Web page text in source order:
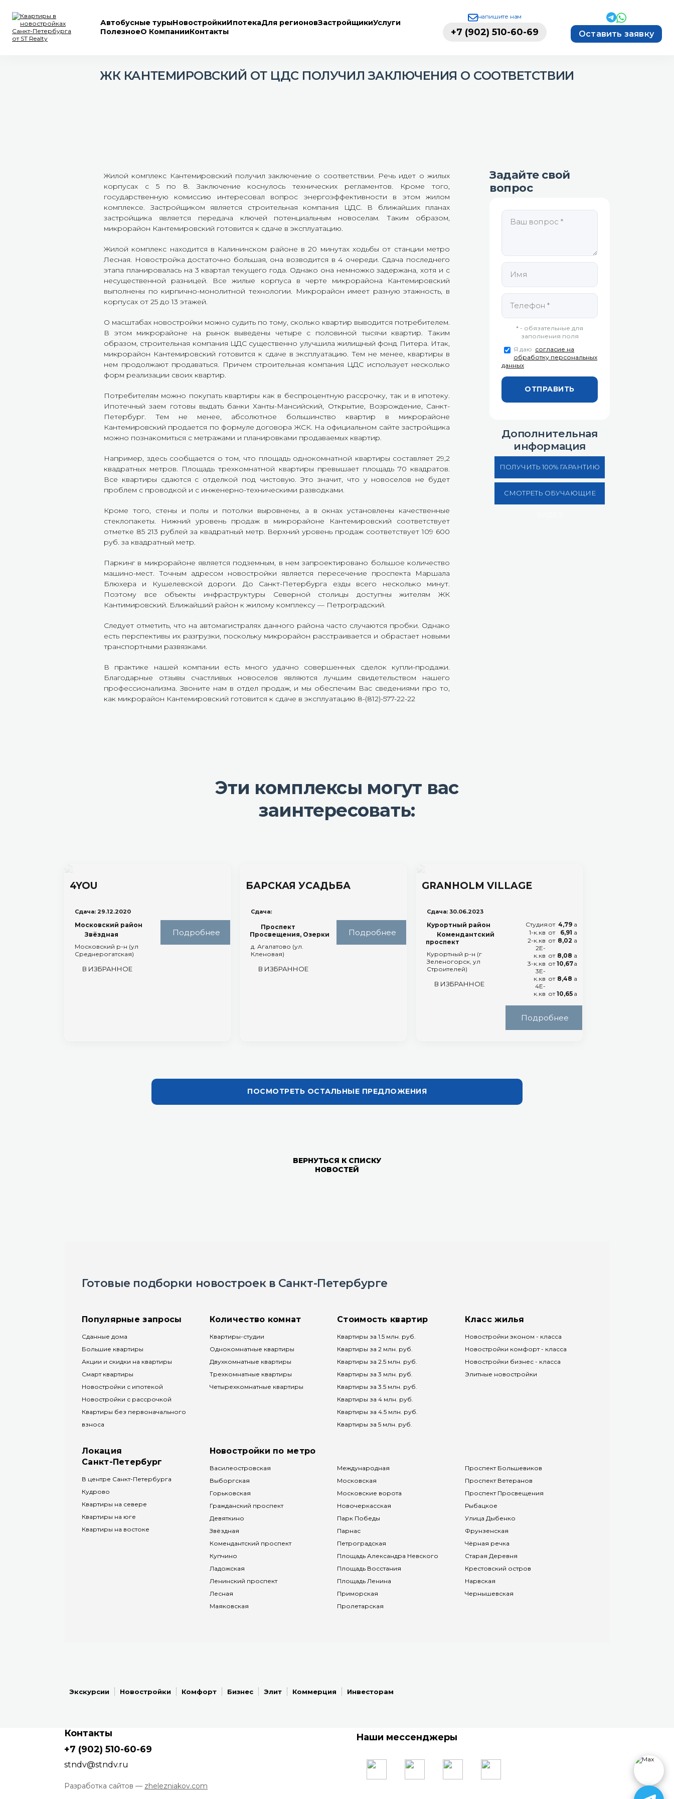
Автобусные турыНовостройкиИпотекаДля регионовЗастройщикиУслуги
ПолезноеО КомпанииКонтакты
напишите нам
+7 (902) 510-60-69 Оставить заявку
ЖК КАНТЕМИРОВСКИЙ ОТ ЦДС ПОЛУЧИЛ ЗАКЛЮЧЕНИЯ О СООТВЕТСТВИИ
Кантемировский от
ЦДС получил
заключения о
соответствии
Жилой комплекс Кантемировский получил заключение о соответствии. Речь идет о жилых
корпусах с 5 по 8. Заключение коснулось технических регламентов. Кроме того,
государственную комиссию интересовал вопрос энергоэффективности в этом жилом
комплексе. Застройщиком является строительная компания ЦДС. В ближайших планах
застройщика является передача ключей потенциальным новоселам. Таким образом,
микрорайон Кантемировский готовится к сдаче в эксплуатацию.
Жилой комплекс находится в Калининском районе в 20 минутах ходьбы от станции метро
Лесная. Новостройка достаточно большая, она возводится в 4 очереди. Сдача последнего
этапа планировалась на 3 квартал текущего года. Однако она немножко задержана, хотя и с
несущественной разницей. Все жилые корпуса в черте микрорайона Кантемировский
выполнены по кирпично-монолитной технологии. Микрорайон имеет разную этажность, в
корпусах от 25 до 13 этажей.
О масштабах новостройки можно судить по тому, сколько квартир выводится потребителем.
В этом микрорайоне на рынок выведены четыре с половиной тысячи квартир. Таким
образом, строительная компания ЦДС существенно улучшила жилищный фонд Питера. Итак,
микрорайон Кантемировский готовится к сдаче в эксплуатацию. Тем не менее, квартиры в
нем продолжают продаваться. Причем строительная компания ЦДС использует несколько
форм реализации своих квартир.
Потребителям можно покупать квартиры как в беспроцентную рассрочку, так и в ипотеку.
Ипотечный заем готовы выдать банки Ханты-Мансийский, Открытие, Возрождение, Санкт-
Петербург. Тем не менее, абсолютное большинство квартир в микрорайоне
Кантемировский продается по формуле договора ЖСК. На официальном сайте застройщика
можно познакомиться с метражами и планировками продаваемых квартир.
Например, здесь сообщается о том, что площадь однокомнатной квартиры составляет 29,2
квадратных метров. Площадь трехкомнатной квартиры превышает площадь 70 квадратов.
Все квартиры сдаются с отделкой под чистовую. Это значит, что у новоселов не будет
проблем с проводкой и с инженерно-техническими разводками.
Кроме того, стены и полы и потолки выровнены, а в окнах установлены качественные
стеклопакеты. Нижний уровень продаж в микрорайоне Кантемировский соответствует
отметке 85 213 рублей за квадратный метр. Верхний уровень продаж соответствует 109 600
руб. за квадратный метр.
Паркинг в микрорайоне является подземным, в нем запроектировано большое количество
машино-мест. Точным адресом новостройки является пересечение проспекта Маршала
Блюхера и Кушелевской дороги. До Санкт-Петербурга езды всего несколько минут.
Поэтому все объекты инфраструктуры Северной столицы доступны жителям ЖК
Кантимировский. Ближайший район к жилому комплексу — Петроградский.
Следует отметить, что на автомагистралях данного района часто случаются пробки. Однако
есть перспективы их разгрузки, поскольку микрорайон расстраивается и обрастает новыми
транспортными развязками.
В практике нашей компании есть много удачно совершенных сделок купли-продажи.
Благодарные отзывы счастливых новоселов являются лучшим свидетельством нашего
профессионализма. Звоните нам в отдел продаж, и мы обеспечим Вас сведениями про то,
как микрорайон Кантемировский готовится к сдаче в эксплуатацию 8-(812)-577-22-22
Задайте свой
вопрос
* - обязательные для
заполнения поля
Я даю согласие на
обработку персональных
данных
Дополнительная
информация
ПОЛУЧИТЬ 100% ГАРАНТИЮ
СМОТРЕТЬ ОБУЧАЮЩИЕ
Эти комплексы могут вас
заинтересовать:
4YOU
Сдача: 29.12.2020
Московский район
Звёздная
Московский р-н (ул
Среднерогатская)
В ИЗБРАННОЕ
Подробнее
БАРСКАЯ УСАДЬБА
Сдача:
Проспект
Просвещения, Озерки
д. Агалатово (ул.
Кленовая)
В ИЗБРАННОЕ
Подробнее
GRANHOLM VILLAGE
Сдача: 30.06.2023
Курортный район
Комендантский
проспект
Курортный р-н (г
Зеленогорск, ул
Строителей)
В ИЗБРАННОЕ
Студия от 4,79 a
1-к.кв от 6,91 a
2-к.кв от 8,02 a
2Е-
к.кв от 8,08 a
3-к.кв от 10,67a
3Е-
к.кв от 8,48 a
4Е-
к.кв от 10,65 a
Подробнее
ВЕРНУТЬСЯ К СПИСКУ
НОВОСТЕЙ
Готовые подборки новостроек в Санкт-Петербурге
Популярные запросы
Сданные дома
Большие квартиры
Акции и скидки на квартиры
Смарт квартиры
Новостройки с ипотекой
Новостройки с рассрочкой
Квартиры без первоначального
взноса
Количество комнат
Квартиры-студии
Однокомнатные квартиры
Двухкомнатные квартиры
Трехкомнатные квартиры
Четырехкомнатные квартиры
Стоимость квартир
Квартиры за 1.5 млн. руб.
Квартиры за 2 млн. руб.
Квартиры за 2.5 млн. руб.
Квартиры за 3 млн. руб.
Квартиры за 3.5 млн. руб.
Квартиры за 4 млн. руб.
Квартиры за 4.5 млн. руб.
Квартиры за 5 млн. руб.
Класс жилья
Новостройки эконом - класса
Новостройки комфорт - класса
Новостройки бизнес - класса
Элитные новостройки
Локация
Санкт-Петербург
В центре Санкт-Петербурга
Кудрово
Квартиры на севере
Квартиры на юге
Квартиры на востоке
Новостройки по метро
Василеостровская
Выборгская
Горьковская
Гражданский проспект
Девяткино
Звёздная
Комендантский проспект
Купчино
Ладожская
Ленинский проспект
Лесная
Маяковская
Международная
Московская
Московские ворота
Новочеркасская
Парк Победы
Парнас
Петроградская
Площадь Александра Невского
Площадь Восстания
Площадь Ленина
Приморская
Пролетарская
Проспект Большевиков
Проспект Ветеранов
Проспект Просвещения
Рыбацкое
Улица Дыбенко
Фрунзенская
Чёрная речка
Старая Деревня
Крестовский остров
Нарвская
Чернышевская
Экскурсии Новостройки Комфорт Бизнес Элит Коммерция Инвесторам
Контакты
+7 (902) 510-60-69
stndv@stndv.ru
Разработка сайтов — zhelezniakov.com
Наши мессенджеры